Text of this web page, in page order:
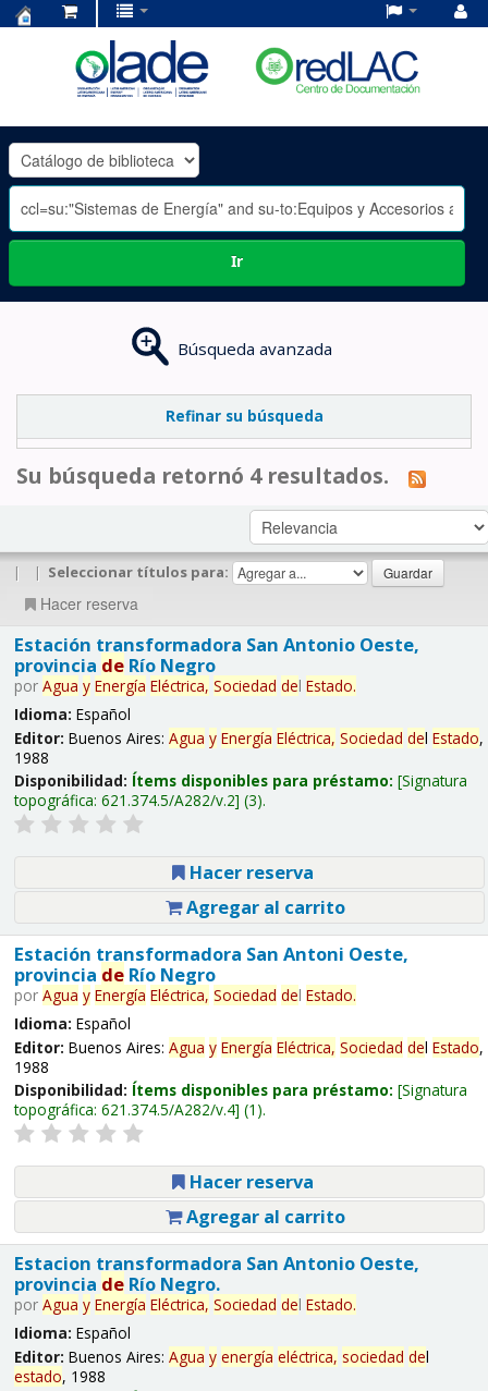
OLADE
-
Ir
Búsqueda avanzada
Refinar su búsqueda
Su búsqueda retornó 4 resultados.
| | Seleccionar títulos para:
Hacer reserva
Estación transformadora San Antonio Oeste,
provincia deRío Negro
por Agua y Energía Eléctrica, Sociedad del Estado.
Idioma: Español
Editor: Buenos Aires: Agua y Energía Eléctrica, Sociedad del Estado,
1988
Disponibilidad: Ítems disponibles para préstamo: Signatura
topográfica: 621.374.5/A282/v.2 (3).
Hacer reserva
Agregar al carrito
Estación transformadora San Antoni Oeste,
provincia deRío Negro
por Agua y Energía Eléctrica, Sociedad del Estado.
Idioma: Español
Editor: Buenos Aires: Agua y Energía Eléctrica, Sociedad del Estado,
1988
Disponibilidad: Ítems disponibles para préstamo: Signatura
topográfica: 621.374.5/A282/v.4 (1).
Hacer reserva
Agregar al carrito
Estacion transformadora San Antonio Oeste,
provincia deRío Negro.
por Agua y Energía Eléctrica, Sociedad del Estado.
Idioma: Español
Editor: Buenos Aires: Agua y energía eléctrica, sociedad del
estado, 1988